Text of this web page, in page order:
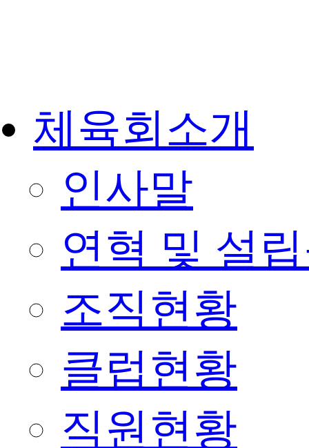
체육회소개
인사말
연혁 및 설
조직현황
클럽현황
직원현황